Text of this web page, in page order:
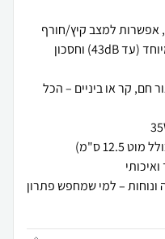
מנוע DC עוצמתי – פעולה שקטה במיוחד (עד 43dB) וחסכון
חם, קר או ביניים – הכל
ונוחות – למי שמחפש פתרון